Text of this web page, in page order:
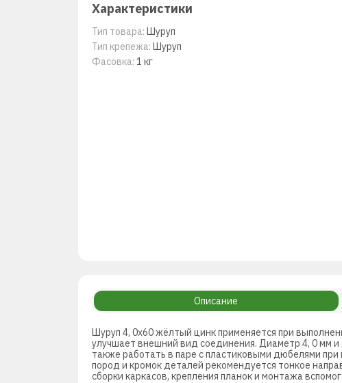
Характеристики
Тип товара: Шуруп
Тип крепежа: Шуруп
Фасовка: 1 кг
Описание
Шуруп 4, 0х60 жёлтый цинк применяется при
улучшает внешний вид соединения. Диаметр 4, 0 мм
также работать в паре с пластиковыми дюбелями
пород и кромок деталей рекомендуется тонкое
сборки каркасов, крепления планок и монтажа